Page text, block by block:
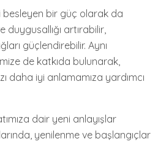
besleyen bir güç olarak da
duygusallığı artırabilir,
güçlendirebilir. Aynı
de katkıda bulunarak,
daha iyi anlamamıza yardımcı
dair yeni anlayışlar
yenilenme ve başlangıçlar